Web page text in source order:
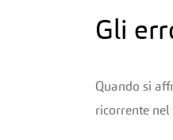
Gli
Quando si
ricorrente nel